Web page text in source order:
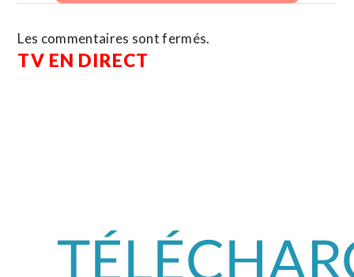
Les commentaires sont fermés.
TV EN DIRECT